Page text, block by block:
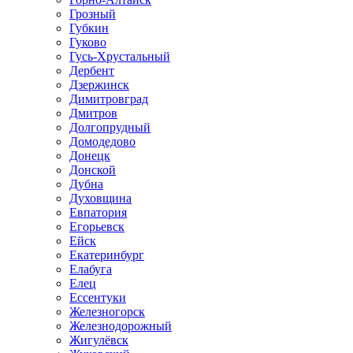
Грозный
Губкин
Гуково
Гусь-Хрустальный
Дербент
Дзержинск
Димитровград
Дмитров
Долгопрудный
Домодедово
Донецк
Донской
Дубна
Духовщина
Евпатория
Егорьевск
Ейск
Екатеринбург
Елабуга
Елец
Ессентуки
Железногорск
Железнодорожный
Жигулёвск